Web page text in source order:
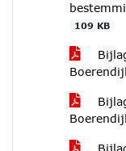
109 KB